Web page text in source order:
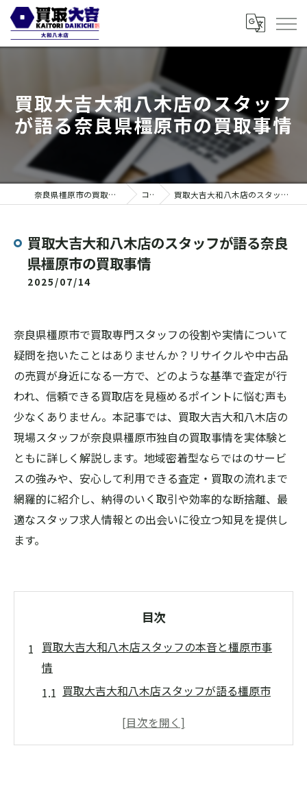
買取大吉大和八木店のスタッフ
が語る奈良県橿原市の買取事情
奈良県橿原市の買取なら買取大吉 大和八木店 コラム 買取大吉大和八木店のスタッフが語る奈良県橿原市の買取事情
買取大吉大和八木店のスタッフが語る奈良
県橿原市の買取事情
2025/07/14
奈良県橿原市で買取専門スタッフの役割や実情について
疑問を抱いたことはありませんか？リサイクルや中古品
の売買が身近になる一方で、どのような基準で査定が行
われ、信頼できる買取店を見極めるポイントに悩む声も
少なくありません。本記事では、買取大吉大和八木店の
現場スタッフが奈良県橿原市独自の買取事情を実体験と
ともに詳しく解説します。地域密着型ならではのサービ
スの強みや、安心して利用できる査定・買取の流れまで
網羅的に紹介し、納得のいく取引や効率的な断捨離、最
適なスタッフ求人情報との出会いに役立つ知見を提供し
ます。
目次
買取大吉大和八木店スタッフの本音と橿原市事
情
買取大吉大和八木店スタッフが語る橿原市
奈良県橿原市で信頼される買取専門の理由